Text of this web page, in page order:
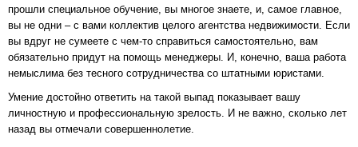
прошли специальное обучение, вы многое знаете, и, самое главное,
вы не одни – с вами коллектив целого агентства недвижимости. Если
вы вдруг не сумеете с чем-то справиться самостоятельно, вам
обязательно придут на помощь менеджеры. И, конечно, ваша работа
немыслима без тесного сотрудничества со штатными юристами.
Умение достойно ответить на такой выпад показывает вашу
личностную и профессиональную зрелость. И не важно, сколько лет
назад вы отмечали совершеннолетие.